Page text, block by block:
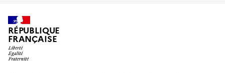
RÉPUBLIQUE
FRANÇAISE